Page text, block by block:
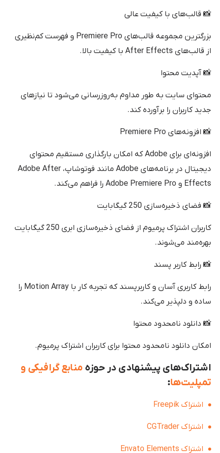
📸 قالب‌های با کیفیت عالی
بزرگترین مجموعه قالب‌های Premiere Pro و فهرست کم‌نظیری
از قالب‌های After Effects با کیفیت بالا.
📸 آپدیت محتوا
محتوای سایت به طور مداوم به‌روزرسانی می‌شود تا نیازهای
جدید کاربران را برآورده کند.
📸 افزونه‌های Premiere Pro
افزونه‌ای برای Adobe که امکان بارگذاری مستقیم محتوای
دیجیتال در برنامه‌های Adobe مانند فوتوشاپ، Adobe After
Effects و Adobe Premiere Pro را فراهم می‌کند.
📸 فضای ذخیره‌سازی 250 گیگابایت
کاربران اشتراک پرمیوم از فضای ذخیره‌سازی ابری 250 گیگابایت
بهره‌مند می‌شوند.
📸 رابط کاربر پسند
رابط کاربری آسان و کاربرپسند که تجربه کار با Motion Array را
ساده و دلپذیر می‌کند.
📸 دانلود نامحدود محتوا
امکان دانلود نامحدود محتوا برای کاربران اشتراک پرمیوم.
اشتراک‌های پیشنهادی در حوزه منابع گرافیکی و
تمپلیت‌ها:
اشتراک Freepik
اشتراک CGTrader
اشتراک Envato Elements